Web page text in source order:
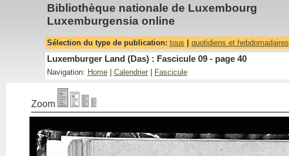
Bibliothèque nationale de Luxembourg
Luxemburgensia online
Sélection du type de publication: tous quotidiens et hebdomadaires
Luxemburger Land (Das) : Fascicule 09 - page 40
Navigation: Home| Calendrier| Fascicule
Zoom